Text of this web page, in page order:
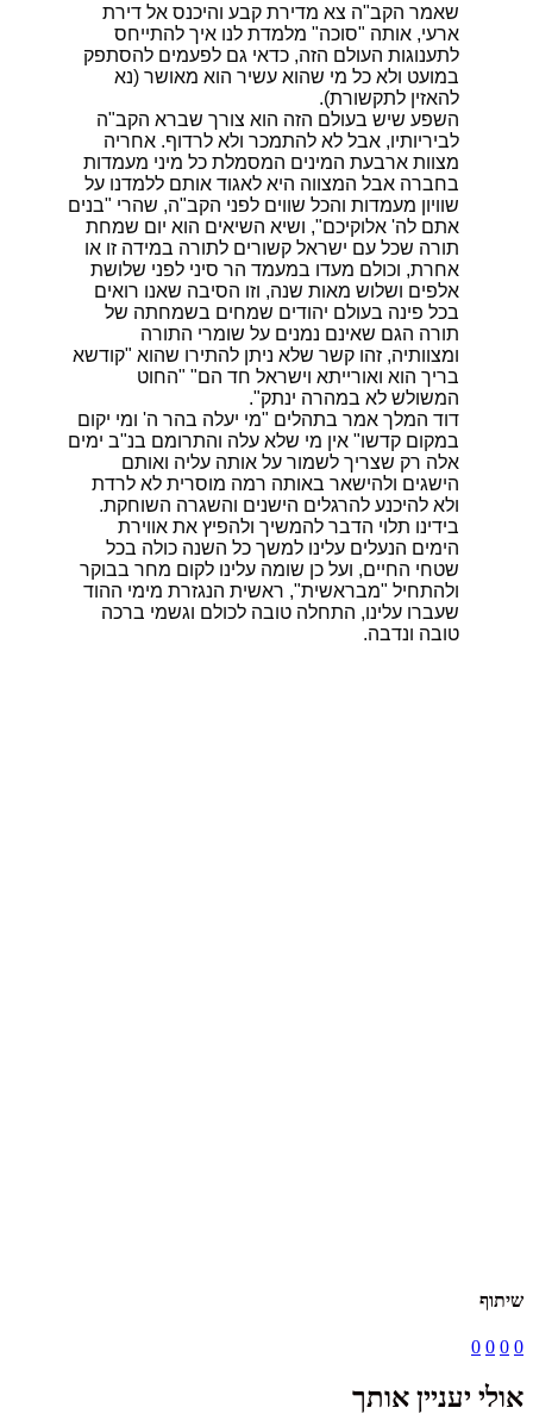
שאמר הקב"ה צא מדירת קבע והיכנס אל דירת
ארעי, אותה "סוכה" מלמדת לנו איך להתייחס
לתענוגות העולם הזה, כדאי גם לפעמים להסתפק
במועט ולא כל מי שהוא עשיר הוא מאושר (נא
להאזין לתקשורת).
השפע שיש בעולם הזה הוא צורך שברא הקב"ה
לביריותיו, אבל לא להתמכר ולא לרדוף. אחריה
מצוות ארבעת המינים המסמלת כל מיני מעמדות
בחברה אבל המצווה היא לאגוד אותם ללמדנו על
שוויון מעמדות והכל שווים לפני הקב"ה, שהרי "בנים
אתם לה' אלוקיכם", ושיא השיאים הוא יום שמחת
תורה שכל עם ישראל קשורים לתורה במידה זו או
אחרת, וכולם מעדו במעמד הר סיני לפני שלושת
אלפים ושלוש מאות שנה, וזו הסיבה שאנו רואים
בכל פינה בעולם יהודים שמחים בשמחתה של
תורה הגם שאינם נמנים על שומרי התורה
ומצוותיה, זהו קשר שלא ניתן להתירו שהוא "קודשא
בריך הוא ואורייתא וישראל חד הם" "החוט
המשולש לא במהרה ינתק".
דוד המלך אמר בתהלים "מי יעלה בהר ה' ומי יקום
במקום קדשו" אין מי שלא עלה והתרומם בנ"ב ימים
אלה רק שצריך לשמור על אותה עליה ואותם
הישגים ולהישאר באותה רמה מוסרית לא לרדת
ולא להיכנע להרגלים הישנים והשגרה השוחקת.
בידינו תלוי הדבר להמשיך ולהפיץ את אווירת
הימים הנעלים עלינו למשך כל השנה כולה בכל
שטחי החיים, ועל כן שומה עלינו לקום מחר בבוקר
ולהתחיל "מבראשית", ראשית הנגזרת מימי ההוד
שעברו עלינו, התחלה טובה לכולם וגשמי ברכה
טובה ונדבה.
שיתוף
0
0
0
0
אולי יעניין אותך